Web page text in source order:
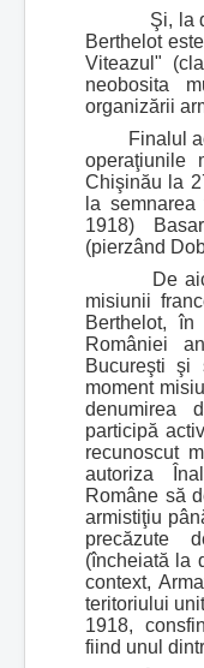
Şi, la data
Berthelot
Viteazul"
neobosita
organizării
Finalul
operaţiunile
Chişinău la
la
1918)
(pierzând
De aici
misiunii
Berthelot, în
României
Bucureşti şi
moment
denumirea
participă
recunoscut
autoriza
Române să
armistiţiu
precăzute
(încheiată la
context,
teritoriului
1918,
fiind unul